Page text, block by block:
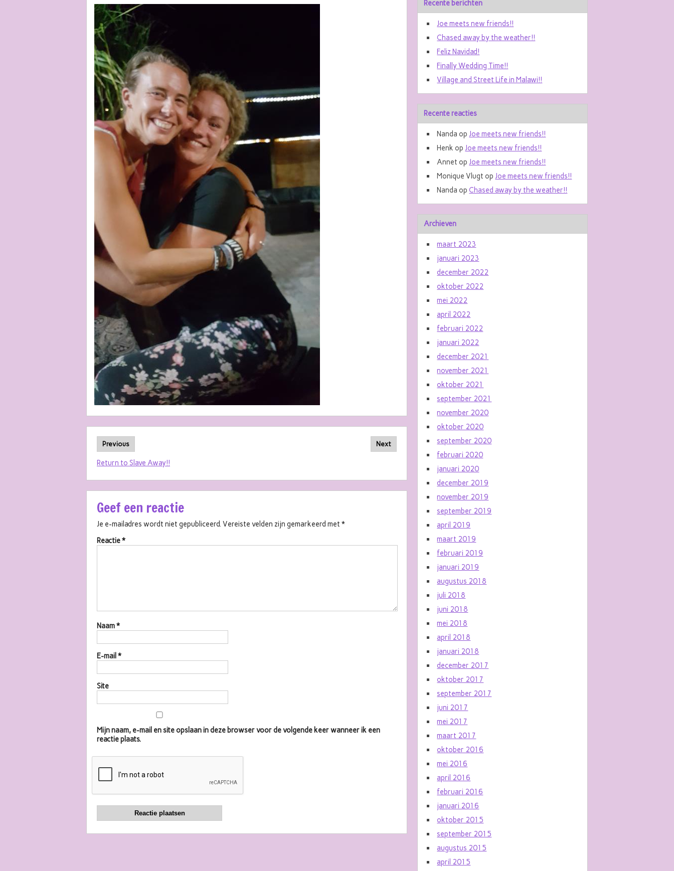
Previous Next
Return to Slave Away!!
Geef een reactie
Je e-mailadres wordt niet gepubliceerd. Vereiste velden zijn gemarkeerd met *
Reactie*
Naam*
E-mail *
Site
Mijn naam, e-mail en site opslaan in deze browser voor de volgende keer wanneer ik een
reactie plaats.
Recente berichten
Joe meets new friends!!
Chased away by the weather!!
Feliz Navidad!
Finally Wedding Time!!
Village and Street Life in Malawi!!
Recente reacties
Nanda opJoe meets new friends!!
Henk opJoe meets new friends!!
Annet opJoe meets new friends!!
Monique Vlugt opJoe meets new friends!!
Nanda opChased away by the weather!!
Archieven
maart 2023
januari 2023
december 2022
oktober 2022
mei 2022
april 2022
februari 2022
januari 2022
december 2021
november 2021
oktober 2021
september 2021
november 2020
oktober 2020
september 2020
februari 2020
januari 2020
december 2019
november 2019
september 2019
april 2019
maart 2019
februari 2019
januari 2019
augustus 2018
juli 2018
juni 2018
mei 2018
april 2018
januari 2018
december 2017
oktober 2017
september 2017
juni 2017
mei 2017
maart 2017
oktober 2016
mei 2016
april 2016
februari 2016
januari 2016
oktober 2015
september 2015
augustus 2015
april 2015